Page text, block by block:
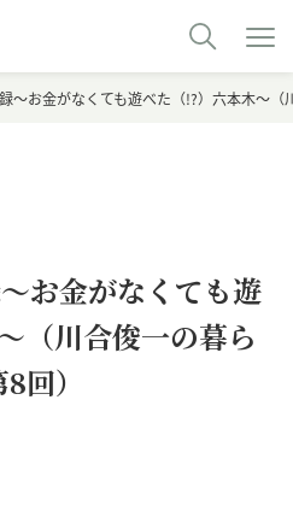
～お金がなくても遊べた（!?）六本木～
お金がなくても遊
（川合俊一の暮ら
回）